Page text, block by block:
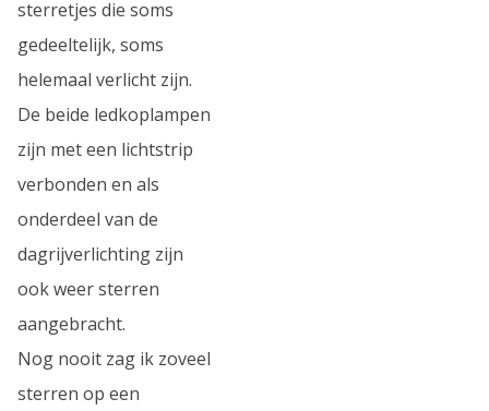
sterretjes die soms
gedeeltelijk, soms
helemaal verlicht zijn.
De beide ledkoplampen
zijn met een lichtstrip
verbonden en als
onderdeel van de
dagrijverlichting zijn
ook weer sterren
aangebracht.
Nog nooit zag ik zoveel
sterren op een